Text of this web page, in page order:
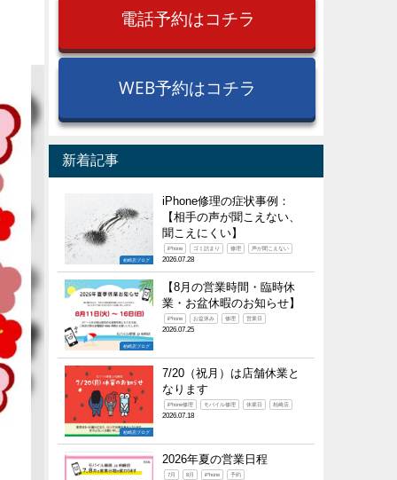
電話予約はコチラ
WEB予約はコチラ
新着記事
柏崎店ブログ
iPhone修理の症状事例：
【相手の声が聞こえない、
聞こえにくい】
iPhone ゴミ詰まり 修理 声が聞こえない
2026.07.28
柏崎店ブログ
【8月の営業時間・臨時休
業・お盆休暇のお知らせ】
iPhone お盆休み 修理 営業日
2026.07.25
柏崎店ブログ
7/20（祝月）は店舗休業と
なります
iPhone修理 モバイル修理 休業日 柏崎店
2026.07.18
2026年夏の営業日程
7月 8月 iPhone 予約